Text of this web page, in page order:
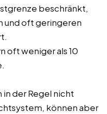
beschränkt,
und oft geringeren
oft weniger als 10
der Regel nicht
können aber